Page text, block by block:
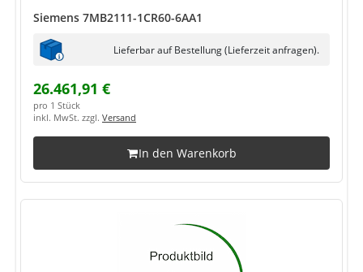
Siemens 7MB2111-1CR60-6AA1
Lieferbar auf Bestellung (Lieferzeit anfragen).
26.461,91 €
pro 1 Stück
inkl. MwSt. zzgl. Versand
In den Warenkorb